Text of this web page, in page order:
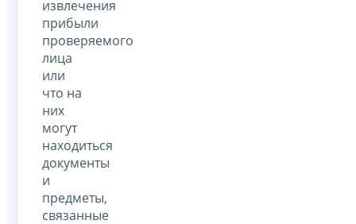
извлечения
прибыли
проверяемого
лица
или
что на
них
могут
находиться
документы
и
предметы,
связанные